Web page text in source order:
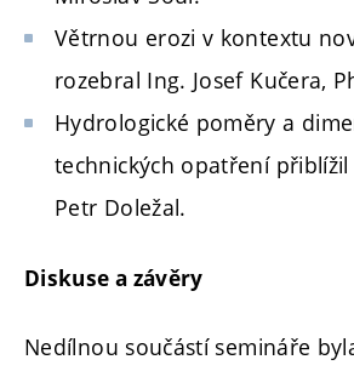
Větrnou erozi v kontextu
rozebral Ing. Josef Kučera,
Hydrologické poměry a
technických opatření
Petr Doležal.
Diskuse a závěry
Nedílnou součástí semináře